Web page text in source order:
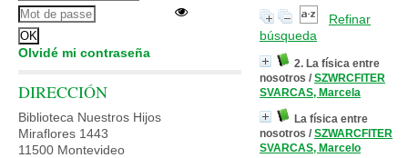
Refinar
búsqueda
2. La física entre
nosotros / SZWRCFITER
SVARCAS, Marcela
La física entre
nosotros / SZWARCFITER
SVARCAS, Marcelo
Olvidé mi contraseña
DIRECCIÓN
Biblioteca Nuestros Hijos
Miraflores 1443
11500 Montevideo